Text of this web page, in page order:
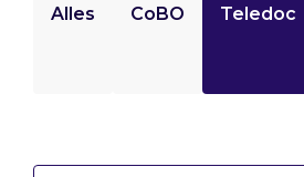
Alles CoBO Teledoc